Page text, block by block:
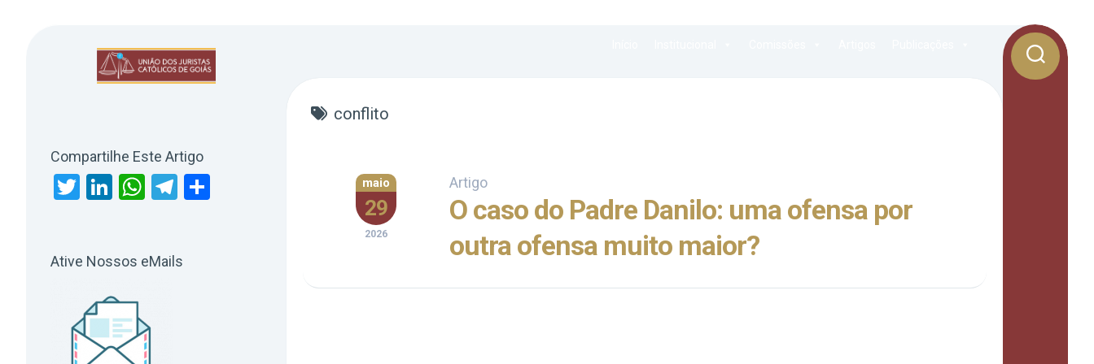
Compartilhe Este Artigo
Twitter
LinkedIn
WhatsApp
Telegram
Ative Nossos eMails
conflito
maio
29
2026
Artigo
O caso do Padre Danilo: uma ofensa por
outra ofensa muito maior?